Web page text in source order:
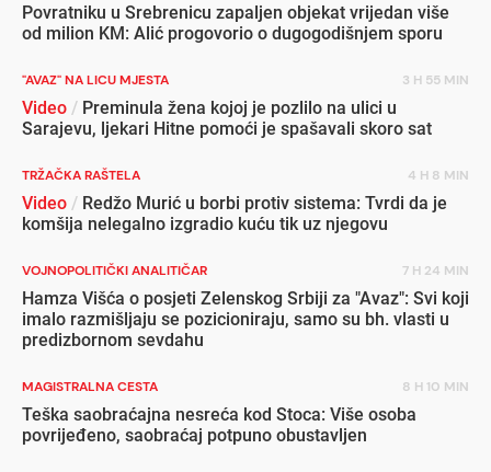
Povratniku u Srebrenicu zapaljen objekat vrijedan više
od milion KM: Alić progovorio o dugogodišnjem sporu
"AVAZ" NA LICU MJESTA 3 H 55 MIN
Video / Preminula žena kojoj je pozlilo na ulici u
Sarajevu, ljekari Hitne pomoći je spašavali skoro sat
TRŽAČKA RAŠTELA 4 H 8 MIN
Video / Redžo Murić u borbi protiv sistema: Tvrdi da je
komšija nelegalno izgradio kuću tik uz njegovu
VOJNOPOLITIČKI ANALITIČAR 7 H 24 MIN
Hamza Višća o posjeti Zelenskog Srbiji za "Avaz": Svi koji
imalo razmišljaju se pozicioniraju, samo su bh. vlasti u
predizbornom sevdahu
MAGISTRALNA CESTA 8 H 10 MIN
Teška saobraćajna nesreća kod Stoca: Više osoba
povrijeđeno, saobraćaj potpuno obustavljen